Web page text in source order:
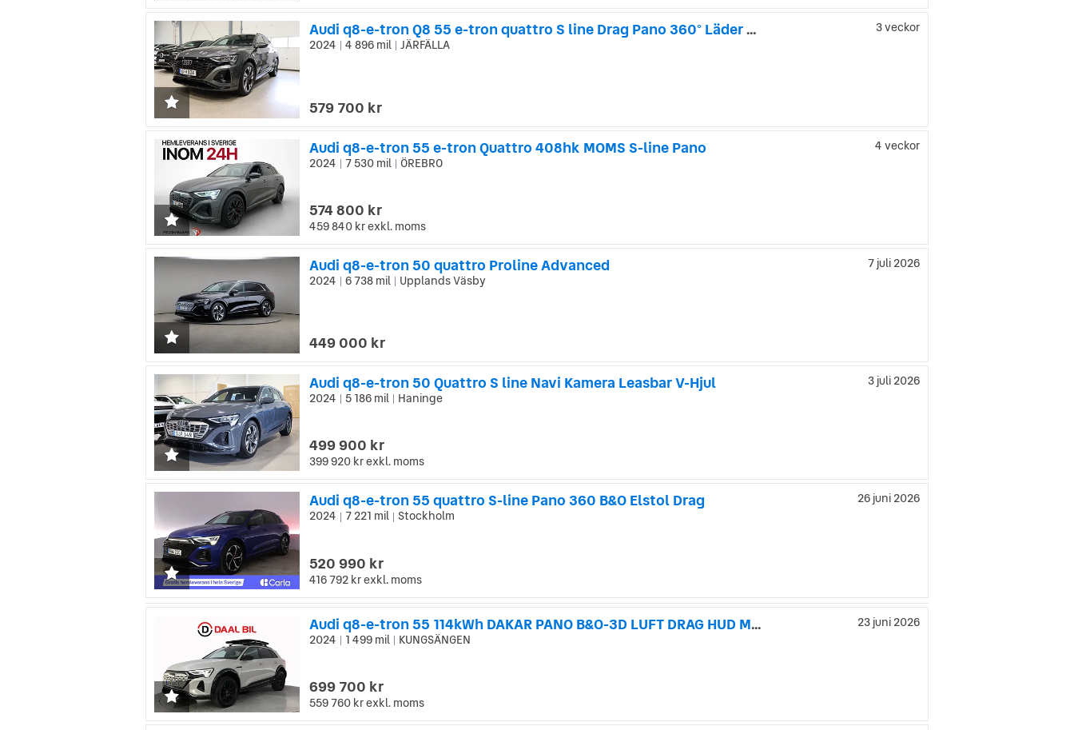
Audi q8-e-tron Q8 55 e-tron quattro S line Drag Pano 360° Läder 408hk
2024 4 896 mil JÄRFÄLLA
3 veckor
579 700 kr
Audi q8-e-tron 55 e-tron Quattro 408hk MOMS S-line Pano
2024 7 530 mil ÖREBRO
4 veckor
574 800 kr
459 840 krexkl. moms
Audi q8-e-tron 50 quattro Proline Advanced
2024 6 738 mil Upplands Väsby
7 juli 2026
449 000 kr
Audi q8-e-tron 50 Quattro S line Navi Kamera Leasbar V-Hjul
2024 5 186 mil Haninge
3 juli 2026
499 900 kr
399 920 krexkl. moms
Audi q8-e-tron 55 quattro S-line Pano 360 B&O Elstol Drag
2024 7 221 mil Stockholm
26 juni 2026
520 990 kr
416 792 krexkl. moms
Audi q8-e-tron 55 114kWh DAKAR PANO B&O-3D LUFT DRAG HUD MOMS
2024 1 499 mil KUNGSÄNGEN
23 juni 2026
699 700 kr
559 760 krexkl. moms